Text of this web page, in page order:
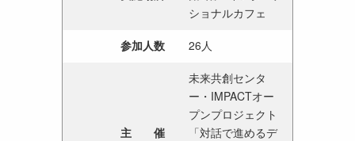
ショナルカフェ
参加人数 26人
主 催
未来共創センタ
ー・IMPACTオー
プンプロジェクト
「対話で進めるデ